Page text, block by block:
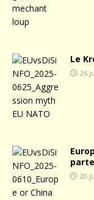
Le
26
20